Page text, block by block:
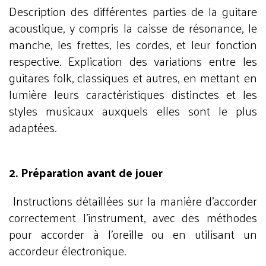
Description des différentes parties de la guitare
acoustique, y compris la caisse de résonance, le
manche, les frettes, les cordes, et leur fonction
respective. Explication des variations entre les
guitares folk, classiques et autres, en mettant en
lumière leurs caractéristiques distinctes et les
styles musicaux auxquels elles sont le plus
adaptées.
2. Préparation avant de jouer
Instructions détaillées sur la manière d'accorder
correctement l'instrument, avec des méthodes
pour accorder à l'oreille ou en utilisant un
accordeur électronique.